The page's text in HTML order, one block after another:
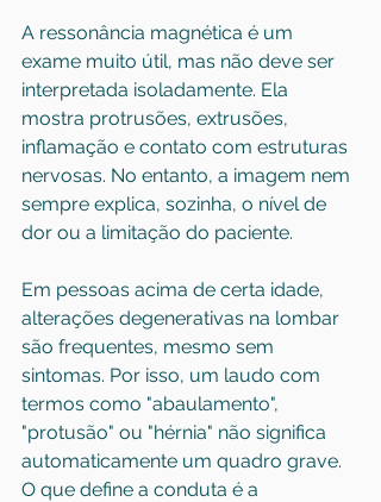
A ressonância magnética é um
exame muito útil, mas não deve ser
interpretada isoladamente. Ela
mostra protrusões, extrusões,
inflamação e contato com estruturas
nervosas. No entanto, a imagem nem
sempre explica, sozinha, o nível de
dor ou a limitação do paciente.
Em pessoas acima de certa idade,
alterações degenerativas na lombar
são frequentes, mesmo sem
sintomas. Por isso, um laudo com
termos como "abaulamento",
"protusão" ou "hérnia" não significa
automaticamente um quadro grave.
O que define a conduta é a